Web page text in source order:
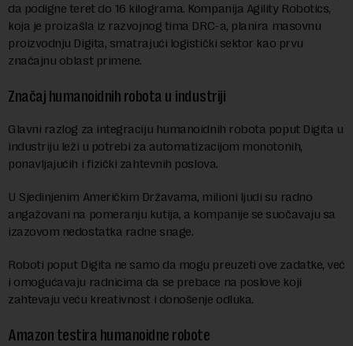
da podigne teret do 16 kilograma. Kompanija Agility Robotics,
koja je proizašla iz razvojnog tima DRC-a, planira masovnu
proizvodnju Digita, smatrajući logistički sektor kao prvu
značajnu oblast primene.
Značaj humanoidnih robota u industriji
Glavni razlog za integraciju humanoidnih robota poput Digita u
industriju leži u potrebi za automatizacijom monotonih,
ponavljajućih i fizički zahtevnih poslova.
U Sjedinjenim Američkim Državama, milioni ljudi su radno
angažovani na pomeranju kutija, a kompanije se suočavaju sa
izazovom nedostatka radne snage.
Roboti poput Digita ne samo da mogu preuzeti ove zadatke, već
i omogućavaju radnicima da se prebace na poslove koji
zahtevaju veću kreativnost i donošenje odluka.
Amazon testira humanoidne robote